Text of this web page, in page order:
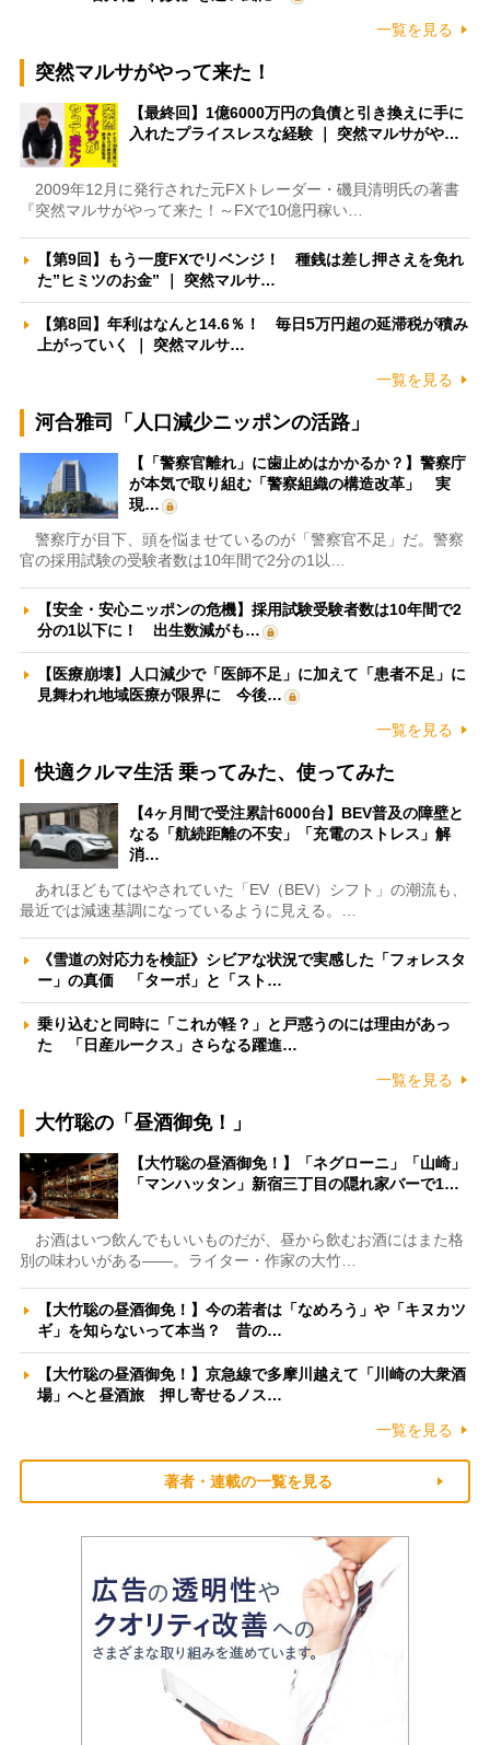
一覧を見る
突然マルサがやって来た！
【最終回】1億6000万円の負債と引き換えに手に
入れたプライスレスな経験 ｜ 突然マルサがや…
2009年12月に発行された元FXトレーダー・磯貝清明氏の著書
『突然マルサがやって来た！～FXで10億円稼い…
【第9回】もう一度FXでリベンジ！ 種銭は差し押さえを免れ
た”ヒミツのお金” ｜ 突然マルサ…
【第8回】年利はなんと14.6％！ 毎日5万円超の延滞税が積み
上がっていく ｜ 突然マルサ…
一覧を見る
河合雅司「人口減少ニッポンの活路」
【「警察官離れ」に歯止めはかかるか？】警察庁
が本気で取り組む「警察組織の構造改革」 実
現…
警察庁が目下、頭を悩ませているのが「警察官不足」だ。警察
官の採用試験の受験者数は10年間で2分の1以…
【安全・安心ニッポンの危機】採用試験受験者数は10年間で2
分の1以下に！ 出生数減がも…
【医療崩壊】人口減少で「医師不足」に加えて「患者不足」に
見舞われ地域医療が限界に 今後…
一覧を見る
快適クルマ生活 乗ってみた、使ってみた
【4ヶ月間で受注累計6000台】BEV普及の障壁と
なる「航続距離の不安」「充電のストレス」解
消…
あれほどもてはやされていた「EV（BEV）シフト」の潮流も、
最近では減速基調になっているように見える。…
《雪道の対応力を検証》シビアな状況で実感した「フォレスタ
ー」の真価 「ターボ」と「スト…
乗り込むと同時に「これが軽？」と戸惑うのには理由があっ
た 「日産ルークス」さらなる躍進…
一覧を見る
大竹聡の「昼酒御免！」
【大竹聡の昼酒御免！】「ネグローニ」「山崎」
「マンハッタン」新宿三丁目の隠れ家バーで1…
お酒はいつ飲んでもいいものだが、昼から飲むお酒にはまた格
別の味わいがある――。ライター・作家の大竹…
【大竹聡の昼酒御免！】今の若者は「なめろう」や「キヌカツ
ギ」を知らないって本当？ 昔の…
【大竹聡の昼酒御免！】京急線で多摩川越えて「川崎の大衆酒
場」へと昼酒旅 押し寄せるノス…
一覧を見る
著者・連載の一覧を見る